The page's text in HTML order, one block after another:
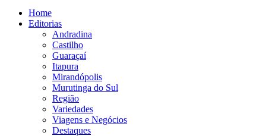
Home
Editorias
Andradina
Castilho
Guaraçaí
Itapura
Mirandópolis
Murutinga do Sul
Região
Variedades
Viagens e Negócios
Destaques